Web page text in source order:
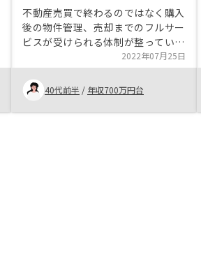
不動産売買で終わるのではなく購入
後の物件管理、売却までのフルサー
ビスが受けられる体制が整っていた
点を評価しています。また、将来の
日本社会の姿を見越した上で、また
AIを活用し大都市•首都圏の中古物
件に絞り提案している点に共感を持
ちました。
2022年07月25日
40代前半 / 年収700万円台